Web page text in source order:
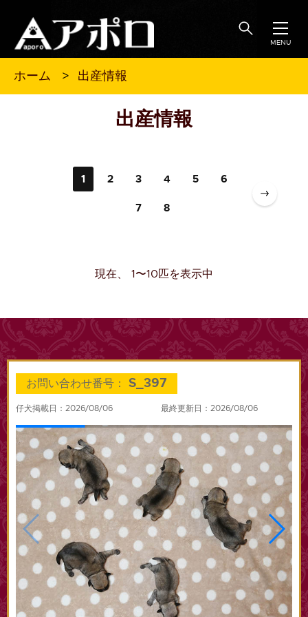
MENU
ホーム 出産情報
出産情報
1 2 3 4 5 6
7 8
現在、 1〜10匹を表示中
お問い合わせ番号： S_397
仔犬掲載日：2026/08/06 最終更新日：2026/08/06